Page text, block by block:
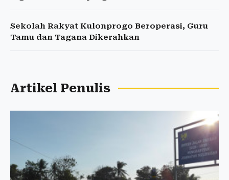
Sekolah Rakyat Kulonprogo Beroperasi, Guru
Tamu dan Tagana Dikerahkan
Artikel Penulis